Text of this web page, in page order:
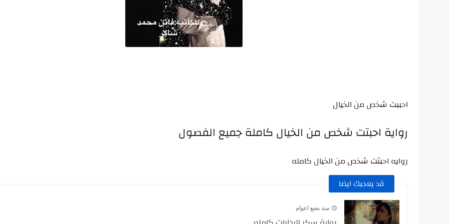
احببت شخص من الخيال
رواية احبتت شخص من الخيال كاملة جميع الفصول
روايه احبتت شخص من الخيال كامله
قد يعجبك ايضا
منذ بضع اعوام